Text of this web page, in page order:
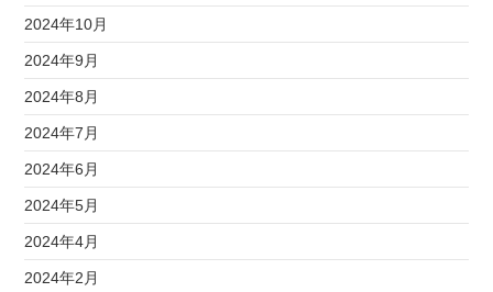
2024年10月
2024年9月
2024年8月
2024年7月
2024年6月
2024年5月
2024年4月
2024年2月